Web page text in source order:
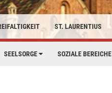
ST. LAURENTIUS
SEELSORGE SOZIALE BEREICHE